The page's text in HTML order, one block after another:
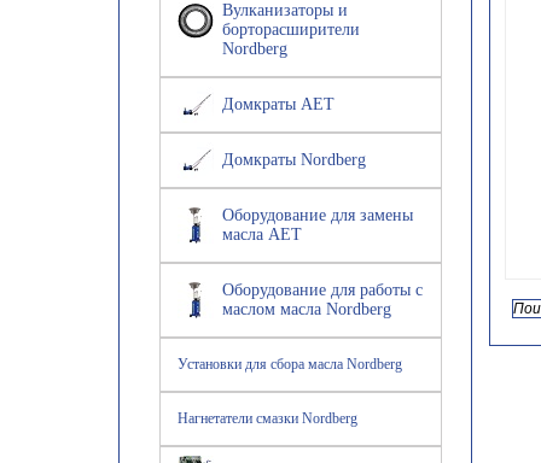
Вулканизаторы и
борторасширители
Nordberg
Домкраты AET
Домкраты Nordberg
Оборудование для замены
масла AET
Оборудование для работы с
маслом масла Nordberg
Установки для сбора масла Nordberg
Нагнетатели смазки Nordberg